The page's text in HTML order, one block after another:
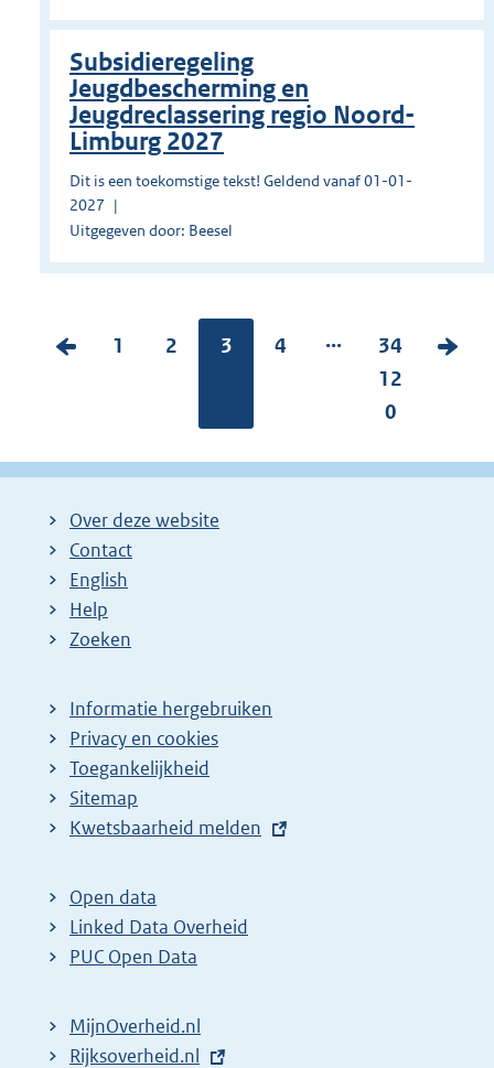
Subsidieregeling
Jeugdbescherming en
Jeugdreclassering regio Noord-
Limburg 2027
Dit is een toekomstige tekst! Geldend vanaf 01-01-
2027
Uitgegeven door: Beesel
V
g
e
p
a
g
i
a
z
o
e
k
e
s
u
t
P
n
a
:
1
P
n
a
2 Pagina:
3
P
n
4 ...
P
a
g
n
34
12
0
V
e
Over deze website
Contact
English
Help
Zoeken
Informatie hergebruiken
Privacy en cookies
Toegankelijkheid
Sitemap
E
t
e
r
l
Kwetsbaarheid melden
Open data
Linked Data Overheid
PUC Open Data
MijnOverheid.nl
E
Rijksoverheid.nl